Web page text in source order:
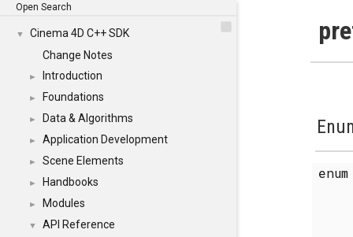
Open Search
▼
Cinema 4D C++ SDK
Change Notes
► Introduction
► Foundations
► Data & Algorithms
► Application Development
► Scene Elements
► Handbooks
► Modules
▼ API Reference